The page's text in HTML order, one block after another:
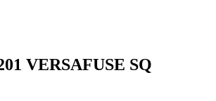
VERSAFUSE SQ